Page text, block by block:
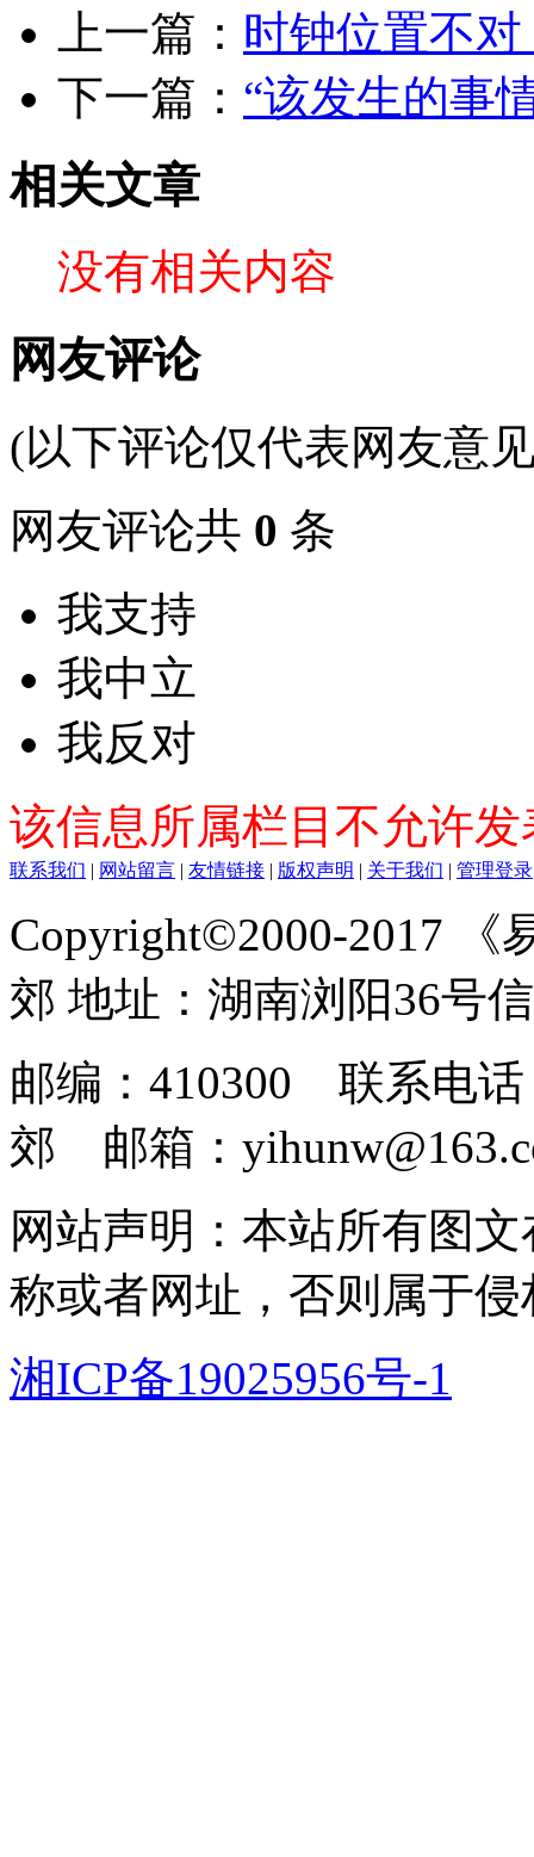
上一篇： 时钟位置不
下一篇： “该发生的事
相关文章
没有相关内容
网友评论
(以下评论仅代表网友意
网友评论共 0 条
我支持
我中立
我反对
该信息所属栏目不允许
联系我们 | 网站留言 | 友情链接 | 版权声明 | 关于我们 | 管理登录
Copyright©2000-2017 《
郊 地址：湖南浏阳36号
邮编：410300 联系电
郊 邮箱：
网站声明：本站所有图
称或者网址，否则属于
湘ICP备19025956号-1